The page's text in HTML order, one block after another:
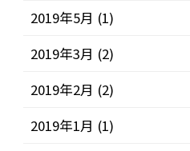
2019年5月 (1)
2019年3月 (2)
2019年2月 (2)
2019年1月 (1)